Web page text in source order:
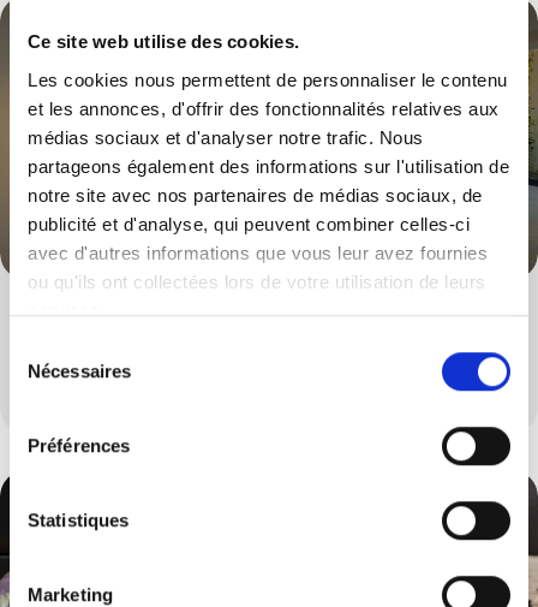
Ce site web utilise des cookies.
Les cookies nous permettent de personnaliser le contenu
et les annonces, d'offrir des fonctionnalités relatives aux
médias sociaux et d'analyser notre trafic. Nous
partageons également des informations sur l'utilisation de
notre site avec nos partenaires de médias sociaux, de
publicité et d'analyse, qui peuvent combiner celles-ci
avec d'autres informations que vous leur avez fournies
ou qu'ils ont collectées lors de votre utilisation de leurs
services.
Nécessaires
Préférences
Statistiques
Marketing
Un large choix de tabourets et de chaises